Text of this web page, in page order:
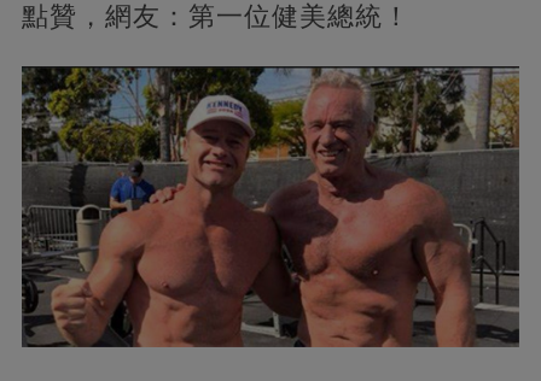
點贊，網友：第一位健美總統！